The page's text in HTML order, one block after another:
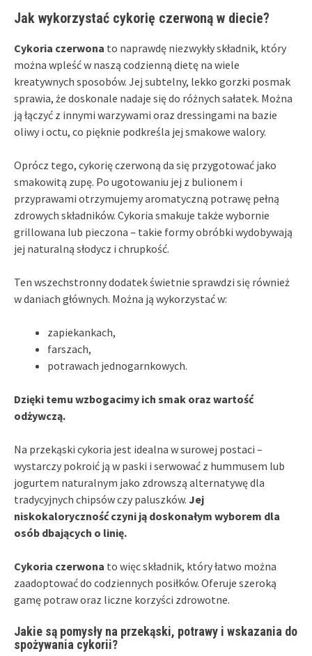
Jak wykorzystać cykorię czerwoną w diecie?
Cykoria czerwona to naprawdę niezwykły składnik, który
można wpleść w naszą codzienną dietę na wiele
kreatywnych sposobów. Jej subtelny, lekko gorzki posmak
sprawia, że doskonale nadaje się do różnych sałatek. Można
ją łączyć z innymi warzywami oraz dressingami na bazie
oliwy i octu, co pięknie podkreśla jej smakowe walory.
Oprócz tego, cykorię czerwoną da się przygotować jako
smakowitą zupę. Po ugotowaniu jej z bulionem i
przyprawami otrzymujemy aromatyczną potrawę pełną
zdrowych składników. Cykoria smakuje także wybornie
grillowana lub pieczona – takie formy obróbki wydobywają
jej naturalną słodycz i chrupkość.
Ten wszechstronny dodatek świetnie sprawdzi się również
w daniach głównych. Można ją wykorzystać w:
zapiekankach,
farszach,
potrawach jednogarnkowych.
Dzięki temu wzbogacimy ich smak oraz wartość
odżywczą.
Na przekąski cykoria jest idealna w surowej postaci –
wystarczy pokroić ją w paski i serwować z hummusem lub
jogurtem naturalnym jako zdrowszą alternatywę dla
tradycyjnych chipsów czy paluszków. Jej
niskokaloryczność czyni ją doskonałym wyborem dla
osób dbających o linię.
Cykoria czerwona to więc składnik, który łatwo można
zaadoptować do codziennych posiłków. Oferuje szeroką
gamę potraw oraz liczne korzyści zdrowotne.
Jakie są pomysły na przekąski, potrawy i wskazania do
spożywania cykorii?